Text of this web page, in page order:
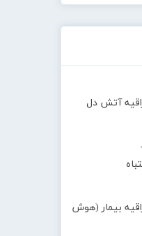
آتش دل
بیمار (هوش